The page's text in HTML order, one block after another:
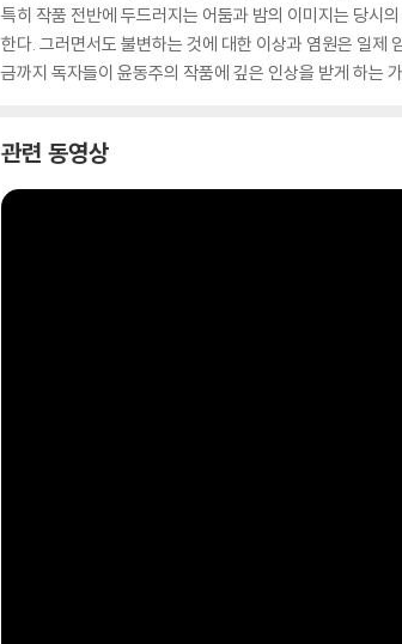
특히 작품 전반에 두드러지는 어둠과 밤의 이미지는 당시
한다. 그러면서도 불변하는 것에 대한 이상과 염원은 일제
금까지 독자들이 윤동주의 작품에 깊은 인상을 받게 하는
관련 동영상